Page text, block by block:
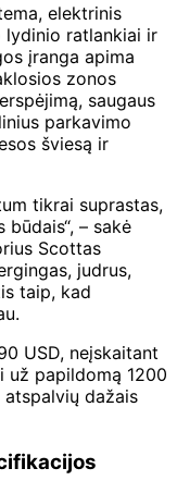
elektrinis
lydinio ratlankiai ir
įranga apima
zonos
saugaus
parkavimo
šviesą ir
tikrai suprastas,
– sakė
Scottas
judrus,
taip, kad
USD, neįskaitant
už papildomą 1200
atspalvių dažais